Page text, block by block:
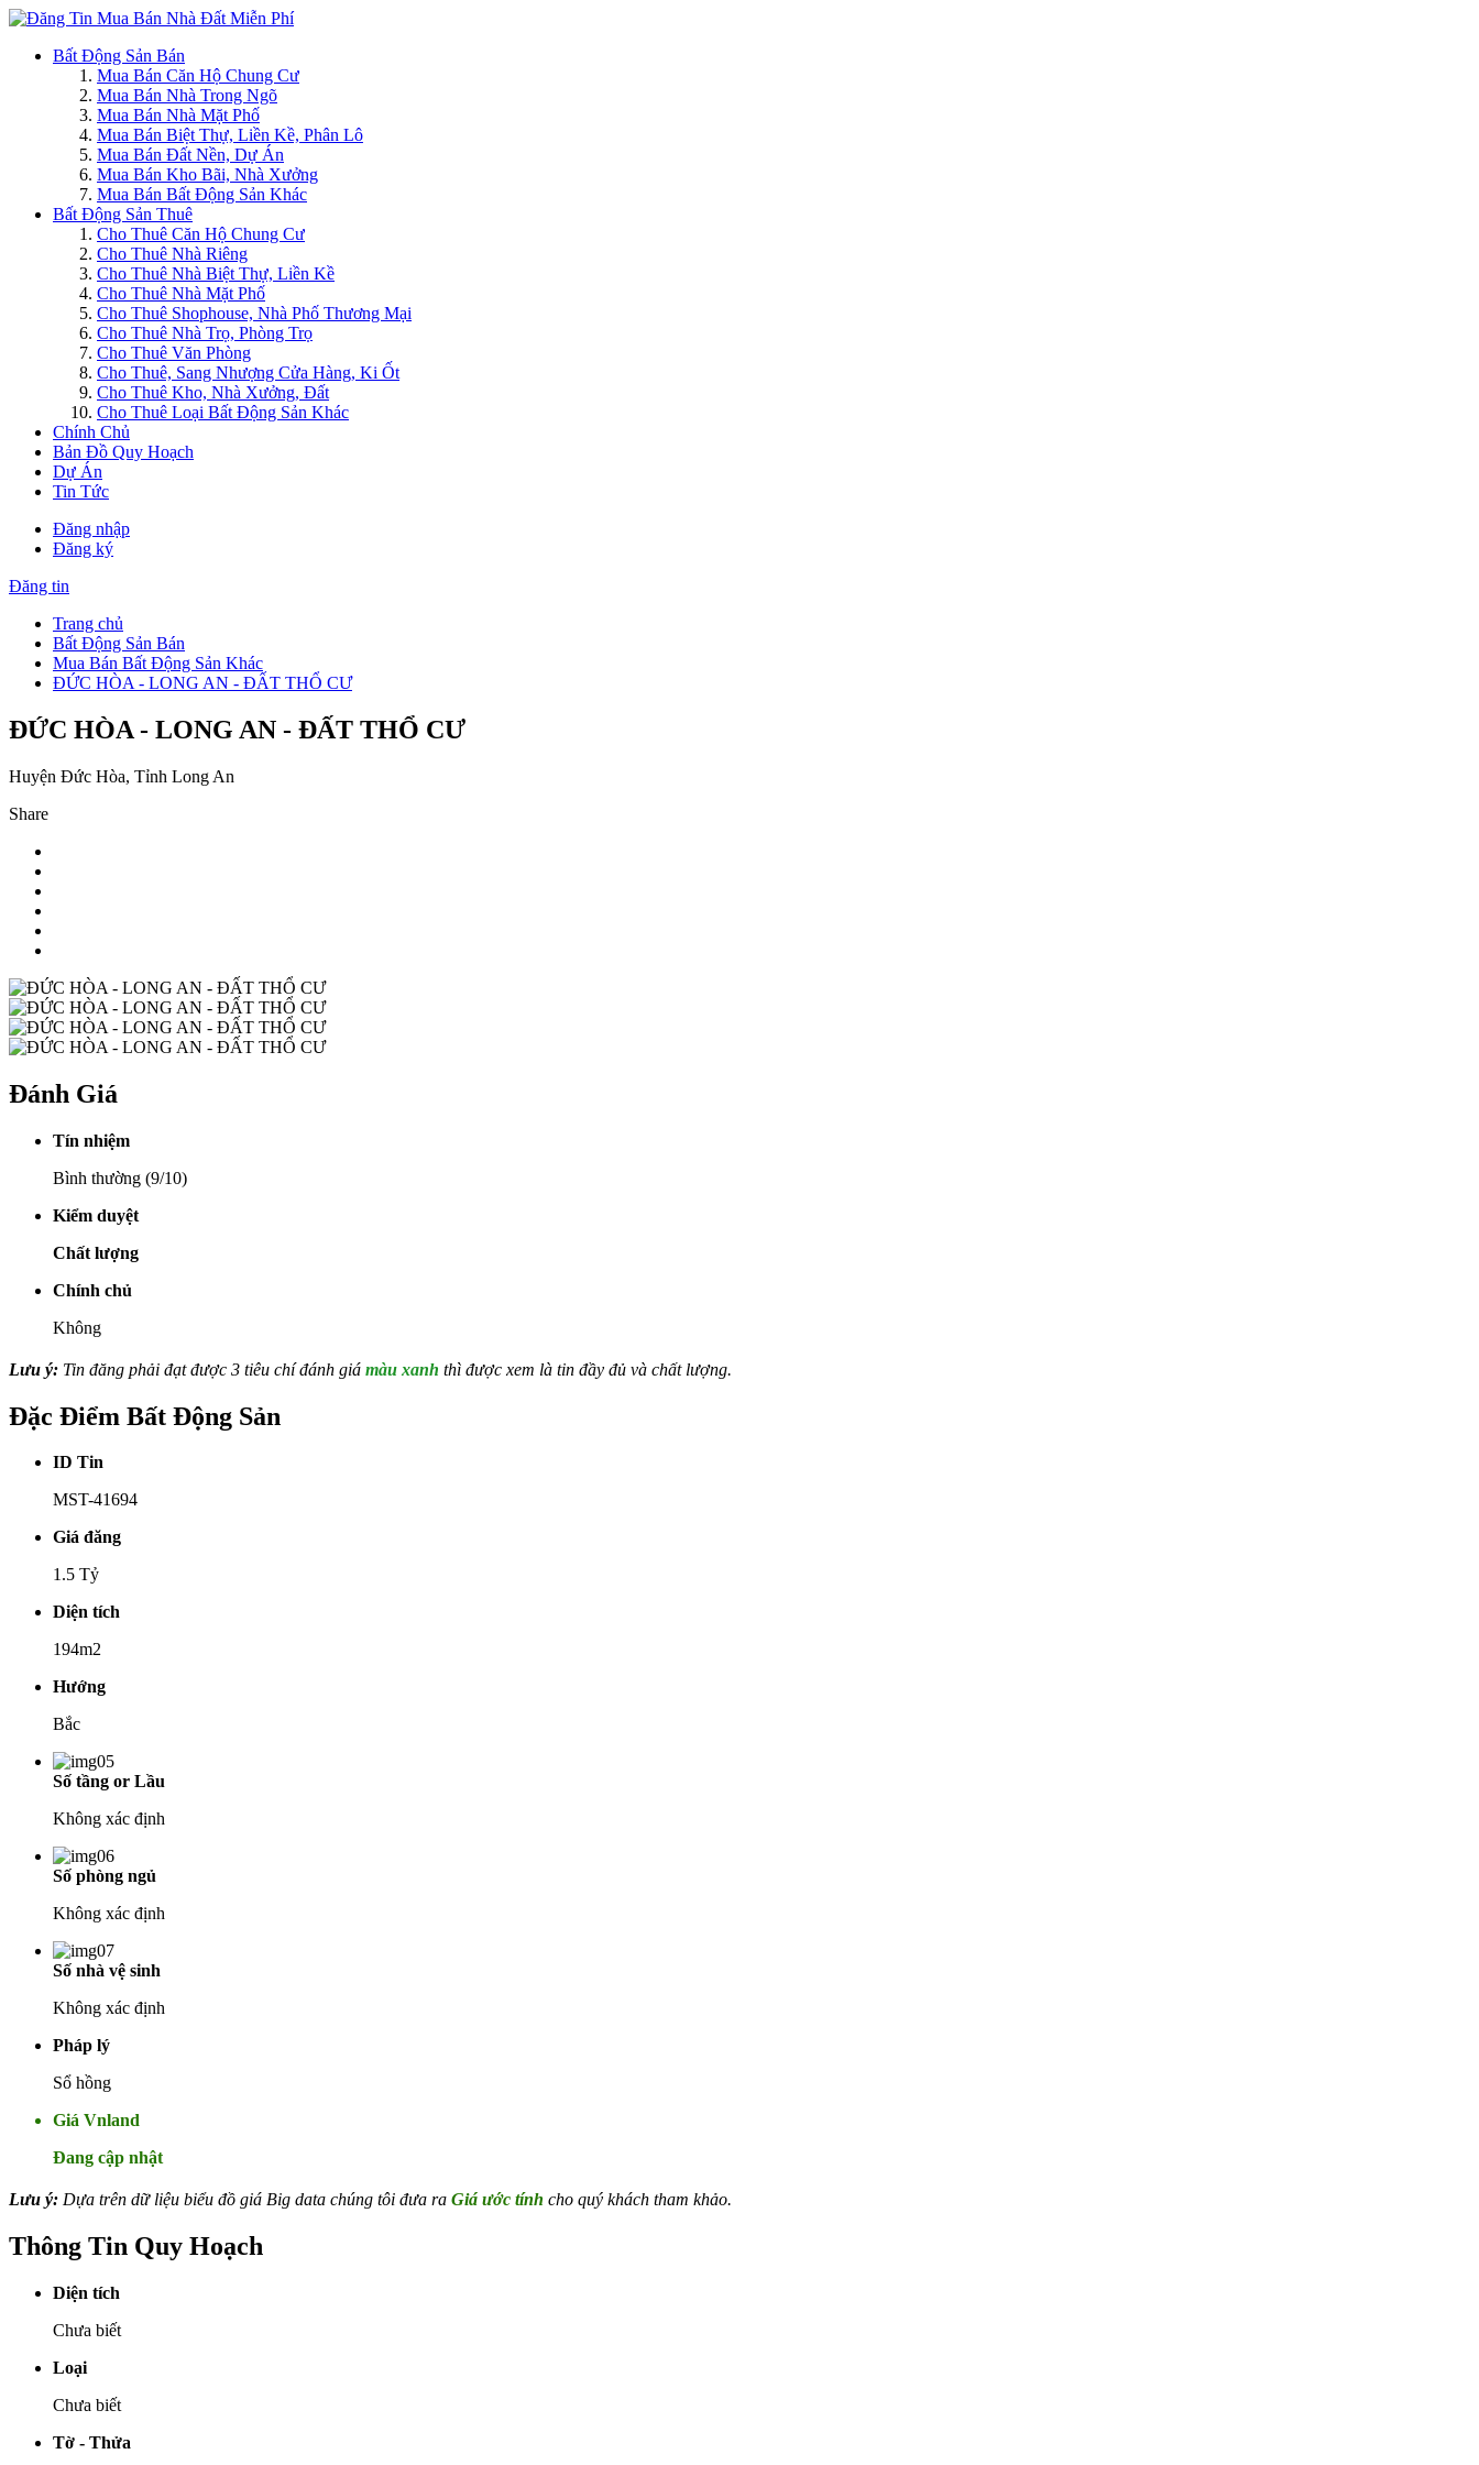
Bất Động Sản Bán
Mua Bán Căn Hộ Chung Cư
Mua Bán Nhà Trong Ngõ
Mua Bán Nhà Mặt Phố
Mua Bán Biệt Thự, Liền Kề, Phân Lô
Mua Bán Đất Nền, Dự Án
Mua Bán Kho Bãi, Nhà Xưởng
Mua Bán Bất Động Sản Khác
Bất Động Sản Thuê
Cho Thuê Căn Hộ Chung Cư
Cho Thuê Nhà Riêng
Cho Thuê Nhà Biệt Thự, Liền Kề
Cho Thuê Nhà Mặt Phố
Cho Thuê Shophouse, Nhà Phố Thương Mại
Cho Thuê Nhà Trọ, Phòng Trọ
Cho Thuê Văn Phòng
Cho Thuê, Sang Nhượng Cửa Hàng, Ki Ốt
Cho Thuê Kho, Nhà Xưởng, Đất
Cho Thuê Loại Bất Động Sản Khác
Chính Chủ
Bản Đồ Quy Hoạch
Dự Án
Tin Tức
Đăng nhập
Đăng ký
Đăng tin
Trang chủ
Bất Động Sản Bán
Mua Bán Bất Động Sản Khác
ĐỨC HÒA - LONG AN - ĐẤT THỔ CƯ
ĐỨC HÒA - LONG AN - ĐẤT THỔ CƯ
Huyện Đức Hòa, Tỉnh Long An
Share
Đánh Giá
Tín nhiệm
Bình thường (9/10)
Kiểm duyệt
Chất lượng
Chính chủ
Không
Lưu ý: Tin đăng phải đạt được 3 tiêu chí đánh giá màu xanh thì được xem là tin đầy đủ và chất lượng.
Đặc Điểm Bất Động Sản
ID Tin
MST-41694
Giá đăng
1.5 Tỷ
Diện tích
194m2
Hướng
Bắc
Số tầng or Lầu
Không xác định
Số phòng ngủ
Không xác định
Số nhà vệ sinh
Không xác định
Pháp lý
Sổ hồng
Giá Vnland
Đang cập nhật
Lưu ý: Dựa trên dữ liệu biểu đồ giá Big data chúng tôi đưa ra Giá ước tính cho quý khách tham khảo.
Thông Tin Quy Hoạch
Diện tích
Chưa biết
Loại
Chưa biết
Tờ - Thửa